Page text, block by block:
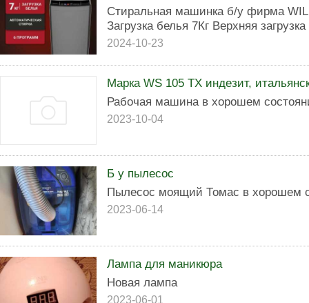
Стиральная машинка б/у фирма
Загрузка белья 7Кг Верхняя загрузка
2024-10-23
Марка WS 105 TX индезит,
Рабочая машина в хорошем
2023-10-04
Б у пылесос
Пылесос моящий Томас в хорошем
2023-06-14
Лампа для маникюра
Новая лампа
2023-06-01